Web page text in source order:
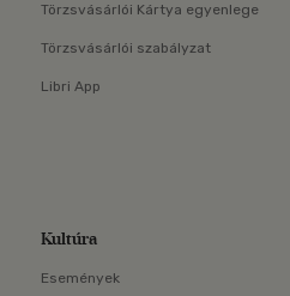
Törzsvásárlói Kártya egyenlege
Törzsvásárlói szabályzat
Libri App
Kultúra
Események